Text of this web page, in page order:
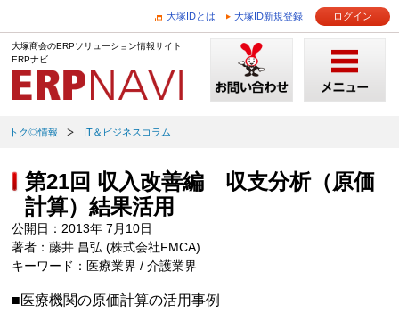
大塚IDとは 大塚ID新規登録 ログイン
大塚商会のERPソリューション情報サイト
ERPナビ
トク◎情報 IT＆ビジネスコラム
第21回 収入改善編 収支分析（原価
計算）結果活用
公開日：2013年 7月10日
著者：藤井 昌弘 (株式会社FMCA)
キーワード：医療業界 / 介護業界
■医療機関の原価計算の活用事例